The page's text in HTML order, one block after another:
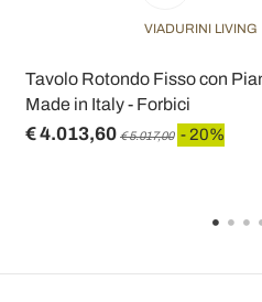
VIADURINI LIVING
Tavolo Rotondo Fisso con
Made in Italy - Forbici
€ 4.013,60 € 5.017,00 - 20%